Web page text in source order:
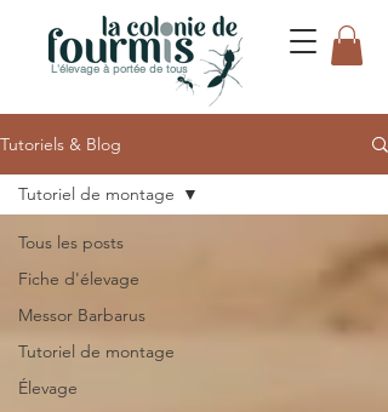
L'élevage à portée de tous
Tutoriels & Blog
Tous les posts
Fiche d'élevage
Messor Barbarus
Tutoriel de montage
Élevage
Tutoriel de montage